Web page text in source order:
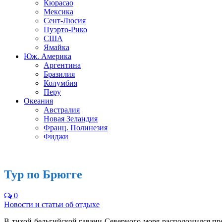
Кюрасао
Мексика
Сент-Люсия
Пуэрто-Рико
США
Ямайка
Юж. Америка
Аргентина
Бразилия
Колумбия
Перу
Океания
Австралия
Новая Зеландия
Франц. Полинезия
Фиджи
Тур по Брюгге
0
Новости и статьи об отдыхе